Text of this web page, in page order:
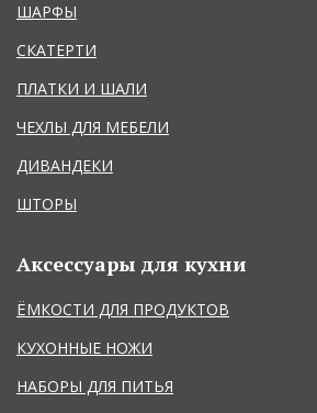
ШАРФЫ
СКАТЕРТИ
ПЛАТКИ И ШАЛИ
ЧЕХЛЫ ДЛЯ МЕБЕЛИ
ДИВАНДЕКИ
ШТОРЫ
Аксессуары для кухни
ЁМКОСТИ ДЛЯ ПРОДУКТОВ
КУХОННЫЕ НОЖИ
НАБОРЫ ДЛЯ ПИТЬЯ